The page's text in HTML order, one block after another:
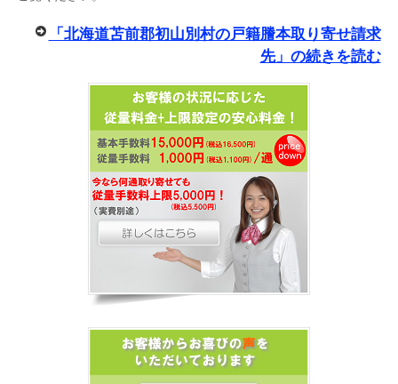
「北海道苫前郡初山別村の戸籍謄本取り寄せ請求
先」の続きを読む